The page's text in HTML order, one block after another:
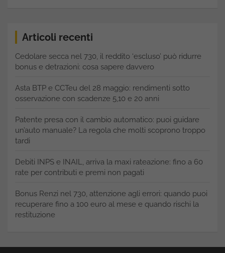
Articoli recenti
Cedolare secca nel 730, il reddito ‘escluso’ può ridurre
bonus e detrazioni: cosa sapere davvero
Asta BTP e CCTeu del 28 maggio: rendimenti sotto
osservazione con scadenze 5,10 e 20 anni
Patente presa con il cambio automatico: puoi guidare
un’auto manuale? La regola che molti scoprono troppo
tardi
Debiti INPS e INAIL, arriva la maxi rateazione: fino a 60
rate per contributi e premi non pagati
Bonus Renzi nel 730, attenzione agli errori: quando puoi
recuperare fino a 100 euro al mese e quando rischi la
restituzione